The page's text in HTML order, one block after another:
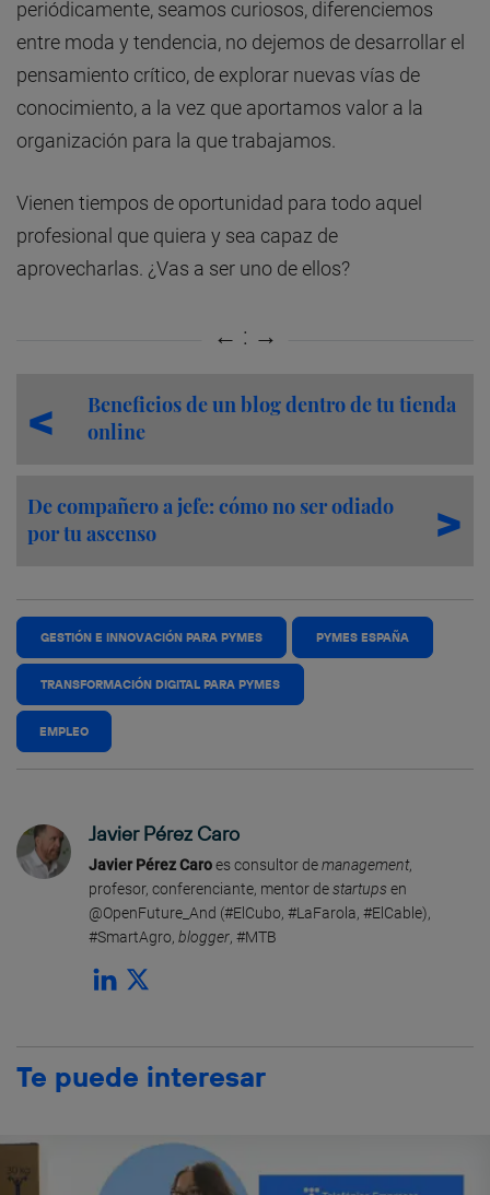
periódicamente, seamos curiosos, diferenciemos
entre moda y tendencia, no dejemos de desarrollar el
pensamiento crítico, de explorar nuevas vías de
conocimiento, a la vez que aportamos valor a la
organización para la que trabajamos.
Vienen tiempos de oportunidad para todo aquel
profesional que quiera y sea capaz de
aprovecharlas. ¿Vas a ser uno de ellos?
Beneficios de un blog dentro de tu tienda
online
De compañero a jefe: cómo no ser odiado
por tu ascenso
GESTIÓN E INNOVACIÓN PARA PYMES PYMES ESPAÑA
TRANSFORMACIÓN DIGITAL PARA PYMES
EMPLEO
Javier Pérez Caro
Javier Pérez Caroes consultor demanagement,
profesor, conferenciante, mentor destartups en
@OpenFuture_And (#ElCubo, #LaFarola, #ElCable),
#SmartAgro, blogger, #MTB
Te puede interesar